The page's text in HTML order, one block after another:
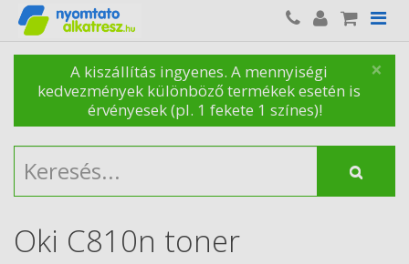
×
A kiszállítás ingyenes. A mennyiségi
kedvezmények különböző termékek esetén is
érvényesek (pl. 1 fekete 1 színes)!
Oki C810n toner